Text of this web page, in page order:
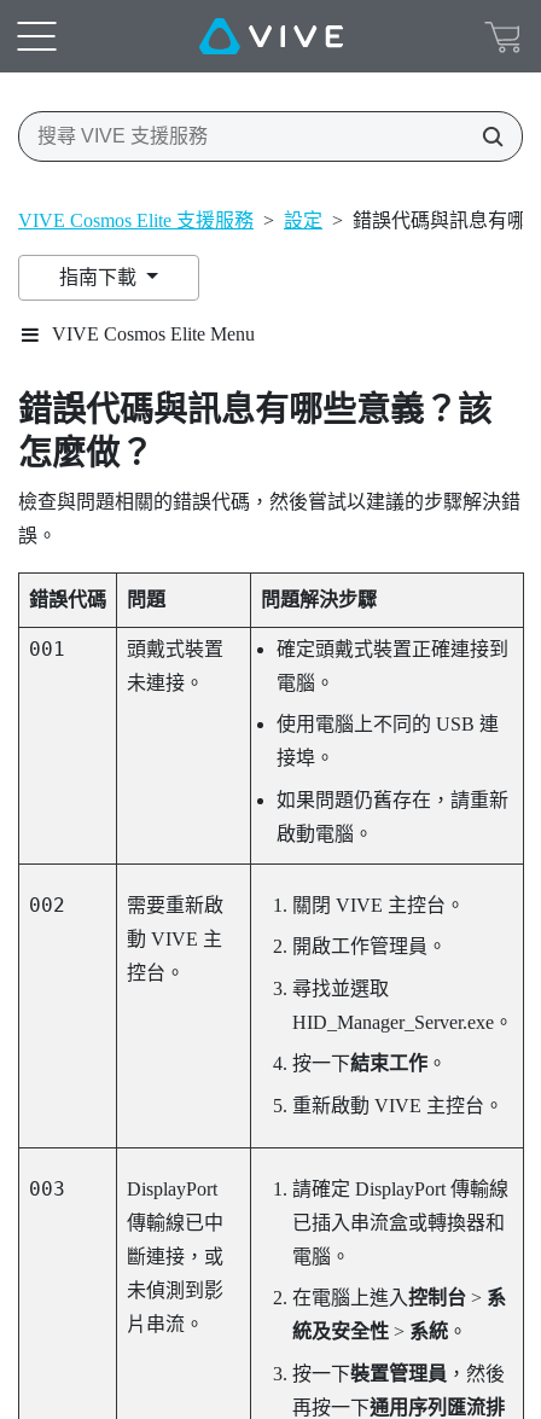
VIVE Cosmos Elite 支援服務 > 設定 > 錯誤代碼與訊息有哪
指南下載
VIVE Cosmos Elite Menu
錯誤代碼與訊息有哪些意義？該
怎麼做？
檢查與問題相關的錯誤代碼，然後嘗試以建議的步驟解決錯
誤。
錯誤代碼 問題 問題解決步驟
001
頭戴式裝置
未連接。
確定頭戴式裝置正確連接到
電腦。
使用電腦上不同的 USB 連
接埠。
如果問題仍舊存在，請重新
啟動電腦。
002
需要重新啟
動 VIVE 主
控台 。
關閉 VIVE 主控台 。
開啟工作管理員。
尋找並選取
HID_Manager_Server.exe。
按一下結束工作。
重新啟動 VIVE 主控台 。
003
DisplayPort
傳輸線已中
斷連接，或
未偵測到影
片串流。
請確定 DisplayPort傳輸線
已插入串流盒或轉換器和
電腦。
在電腦上進入控制台> 系
統及安全性> 系統。
按一下裝置管理員 ，然後
再按一下通用序列匯流排